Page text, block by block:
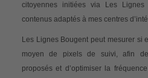
citoyennes initiées via Les
contenus adaptés à mes centres
Les Lignes Bougent peut mesurer si
moyen de pixels de suivi, afin
proposés et d’optimiser la